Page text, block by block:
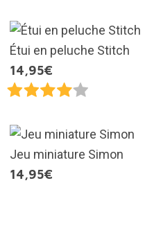
Étui en peluche Stitch
14,95€
Jeu miniature Simon
14,95€